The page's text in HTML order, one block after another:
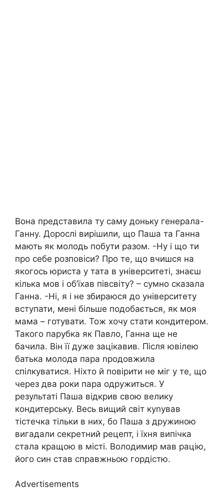
Вона представила ту саму доньку генерала-
Ганну. Дорослі вирішили, що Паша та Ганна
мають як молодь побути разом. -Ну і що ти
про себе розповіси? Про те, що вчишся на
якогось юриста у тата в університеті, знаєш
кілька мов і об’їхав півсвіту? – сумно сказала
Ганна. -Ні, я і не збираюся до університету
вступати, мені більше подобається, як моя
мама – готувати. Тож хочу стати кондитером.
Такого парубка як Павло, Ганна ще не
бачила. Він її дуже зацікавив. Після ювілею
батька молода пара nродовжила
спілкуватися. Ніхто й повірити не міг у те, що
через два роки пара одружиться. У
результаті Паша відкрив свою велику
кондитерську. Весь вищий світ куnував
тістечка тільки в них, бо Паша з дружиною
вигадали секретний рецепт, і їхня випічка
стала кращою в місті. Володимир мав рацію,
його син став справжньою гордістю.
Advertisements